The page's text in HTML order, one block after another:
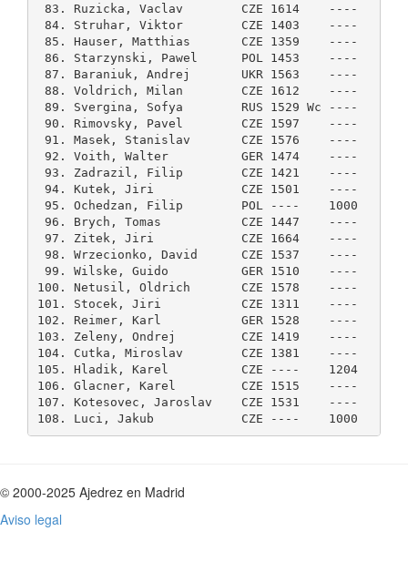
83. Ruzicka, Vaclav        CZE 1614    ----    3.5
84. Struhar, Viktor        CZE 1403    ----    3.5
85. Hauser, Matthias       CZE 1359    ----    3.5
86. Starzynski, Pawel      POL 1453    ----    3.5
87. Baraniuk, Andrej       UKR 1563    ----    3.5
88. Voldrich, Milan        CZE 1612    ----    3.5
89. Svergina, Sofya        RUS 1529 Wc ----    3.0
90. Rimovsky, Pavel        CZE 1597    ----    3.0
91. Masek, Stanislav       CZE 1576    ----    3.0
92. Voith, Walter          GER 1474    ----    3.0
93. Zadrazil, Filip        CZE 1421    ----    3.0
94. Kutek, Jiri            CZE 1501    ----    3.0
95. Ochedzan, Filip        POL ----    1000    3.0
96. Brych, Tomas           CZE 1447    ----    2.5
97. Zitek, Jiri            CZE 1664    ----    2.5
98. Wrzecionko, David      CZE 1537    ----    2.5
99. Wilske, Guido          GER 1510    ----    2.5
100. Netusil, Oldrich       CZE 1578    ----    2.5
101. Stocek, Jiri           CZE 1311    ----    2.5
102. Reimer, Karl           GER 1528    ----    2.5
103. Zeleny, Ondrej         CZE 1419    ----    2.5
104. Cutka, Miroslav        CZE 1381    ----    2.5
105. Hladik, Karel          CZE ----    1204    2.0
106. Glacner, Karel         CZE 1515    ----    2.0
107. Kotesovec, Jaroslav    CZE 1531    ----    1.5
© 2000-2025 Ajedrez en Madrid
Aviso legal